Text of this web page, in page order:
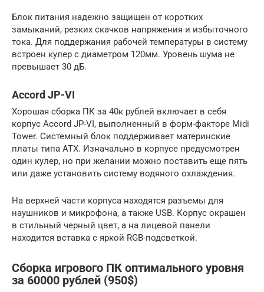
Блок питания надежно защищен от коротких
замыканий, резких скачков напряжения и избыточного
тока. Для поддержания рабочей температуры в систему
встроен кулер с диаметром 120мм. Уровень шума не
превышает 30 дБ.
Accord JP-VI
Хорошая сборка ПК за 40к рублей включает в себя
корпус Accord JP-VI, выполненный в форм-факторе Midi
Tower. Системный блок поддерживает материнские
платы типа ATX. Изначально в корпусе предусмотрен
один кулер, но при желании можно поставить еще пять
или даже установить систему водяного охлаждения.
На верхней части корпуса находятся разъемы для
наушников и микрофона, а также USB. Корпус окрашен
в стильный черный цвет, а на лицевой панели
находится вставка с яркой RGB-подсветкой.
Сборка игрового ПК оптимального уровня
за 60000 рублей (950$)